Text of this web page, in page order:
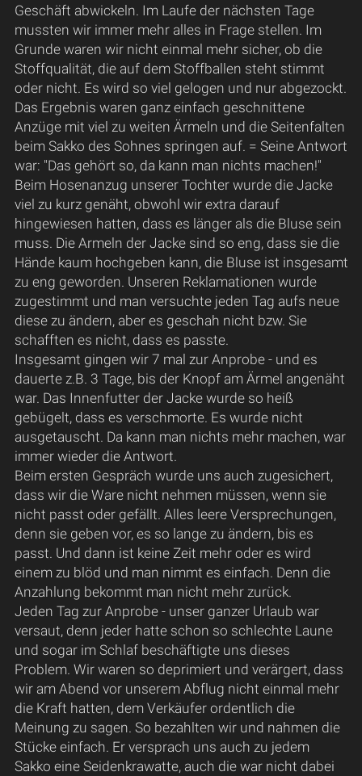
Geschäft abwickeln. Im Laufe der nächsten Tage
mussten wir immer mehr alles in Frage stellen. Im
Grunde waren wir nicht einmal mehr sicher, ob die
Stoffqualität, die auf dem Stoffballen steht stimmt
oder nicht. Es wird so viel gelogen und nur abgezockt.
Das Ergebnis waren ganz einfach geschnittene
Anzüge mit viel zu weiten Ärmeln und die Seitenfalten
beim Sakko des Sohnes springen auf. = Seine Antwort
war: "Das gehört so, da kann man nichts machen!"
Beim Hosenanzug unserer Tochter wurde die Jacke
viel zu kurz genäht, obwohl wir extra darauf
hingewiesen hatten, dass es länger als die Bluse sein
muss. Die Armeln der Jacke sind so eng, dass sie die
Hände kaum hochgeben kann, die Bluse ist insgesamt
zu eng geworden. Unseren Reklamationen wurde
zugestimmt und man versuchte jeden Tag aufs neue
diese zu ändern, aber es geschah nicht bzw. Sie
schafften es nicht, dass es passte.
Insgesamt gingen wir 7 mal zur Anprobe - und es
dauerte z.B. 3 Tage, bis der Knopf am Ärmel angenäht
war. Das Innenfutter der Jacke wurde so heiß
gebügelt, dass es verschmorte. Es wurde nicht
ausgetauscht. Da kann man nichts mehr machen, war
immer wieder die Antwort.
Beim ersten Gespräch wurde uns auch zugesichert,
dass wir die Ware nicht nehmen müssen, wenn sie
nicht passt oder gefällt. Alles leere Versprechungen,
denn sie geben vor, es so lange zu ändern, bis es
passt. Und dann ist keine Zeit mehr oder es wird
einem zu blöd und man nimmt es einfach. Denn die
Anzahlung bekommt man nicht mehr zurück.
Jeden Tag zur Anprobe - unser ganzer Urlaub war
versaut, denn jeder hatte schon so schlechte Laune
und sogar im Schlaf beschäftigte uns dieses
Problem. Wir waren so deprimiert und verärgert, dass
wir am Abend vor unserem Abflug nicht einmal mehr
die Kraft hatten, dem Verkäufer ordentlich die
Meinung zu sagen. So bezahlten wir und nahmen die
Stücke einfach. Er versprach uns auch zu jedem
Sakko eine Seidenkrawatte, auch die war nicht dabei